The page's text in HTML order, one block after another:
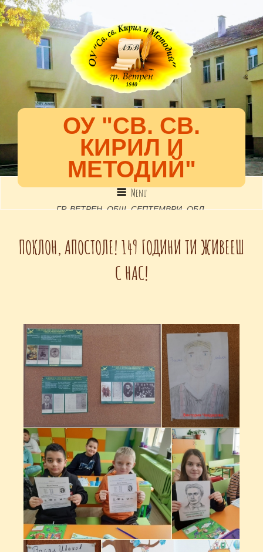
ОУ "СВ. СВ.
КИРИЛ И
МЕТОДИЙ"
ГР. ВЕТРЕН, ОБЩ. СЕПТЕМВРИ, ОБЛ.
1301891@EDU.MON.BG
Menu
ПОКЛОН, АПОСТОЛЕ! 149 ГОДИНИ ТИ ЖИВЕЕШ
С НАС!